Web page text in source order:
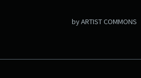
by ARTIST COMMONS